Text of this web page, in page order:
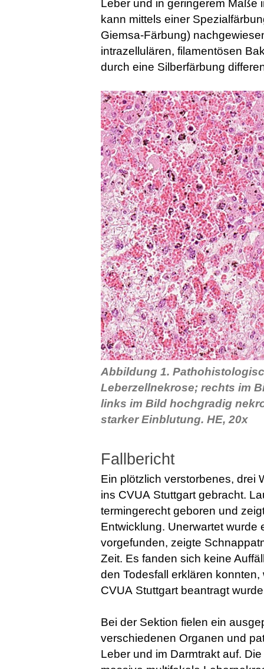
Leber und in geringerem Maße
kann mittels einer
Giemsa-Färbung)
intrazellulären, filamentösen
durch eine Silberfärbung
Abbildung 1.
Leberzellnekrose; rechts im
links im Bild hochgradig
starker Einblutung. HE, 20x
Fallbericht
Ein plötzlich verstorbenes, drei
ins CVUA Stuttgart gebracht.
termingerecht geboren und
Entwicklung. Unerwartet wurde
vorgefunden, zeigte
Zeit. Es fanden sich keine
den Todesfall erklären
CVUA Stuttgart beantragt
Bei der Sektion fielen ein
verschiedenen Organen und
Leber und im Darmtrakt auf.